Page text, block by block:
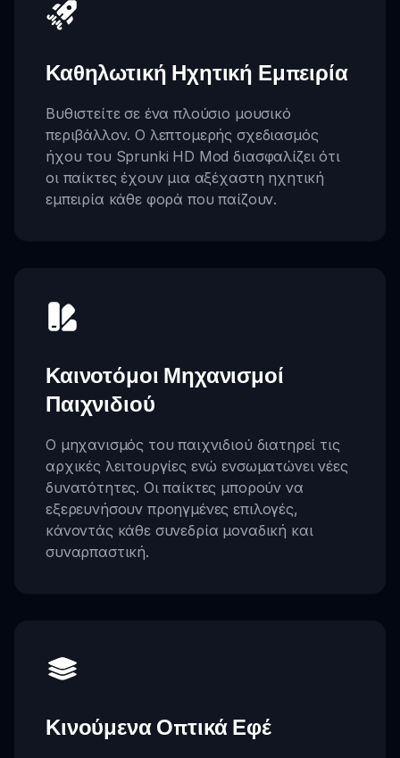
Καθηλωτική Ηχητική Εμπειρία
Βυθιστείτε σε ένα πλούσιο μουσικό
περιβάλλον. Ο λεπτομερής σχεδιασμός
ήχου του Sprunki HD Mod διασφαλίζει ότι
οι παίκτες έχουν μια αξέχαστη ηχητική
εμπειρία κάθε φορά που παίζουν.
Καινοτόμοι Μηχανισμοί
Παιχνιδιού
Ο μηχανισμός του παιχνιδιού διατηρεί τις
αρχικές λειτουργίες ενώ ενσωματώνει νέες
δυνατότητες. Οι παίκτες μπορούν να
εξερευνήσουν προηγμένες επιλογές,
κάνοντάς κάθε συνεδρία μοναδική και
συναρπαστική.
Κινούμενα Οπτικά Εφέ